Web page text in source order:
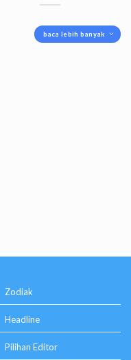
baca lebih banyak
Zodiak
Headline
Pilihan Editor